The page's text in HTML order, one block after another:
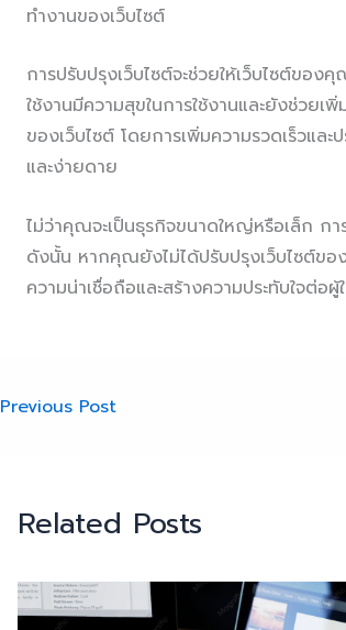
ทำงานของเว็บไซต์
การปรับปรุงเว็บไซต์จะช่วยให้เว็บไซต์ขอ
ใช้งานมีความสุขในการใช้งานและยังช่วย
ของเว็บไซต์ โดยการเพิ่มความรวดเร็วและ
และง่ายดาย
ไม่ว่าคุณจะเป็นธุรกิจขนาดใหญ่หรือเล็ก ก
ดังนั้น หากคุณยังไม่ได้ปรับปรุงเว็บไซต์ขอ
ความน่าเชื่อถือและสร้างความประทับใจต่อ
Previous Post
Related Posts